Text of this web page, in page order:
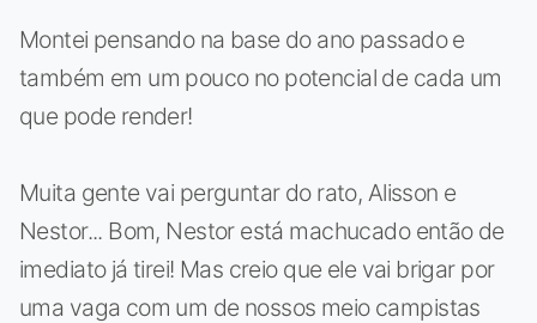
Montei pensando na base do ano passado e
também em um pouco no potencial de cada um
que pode render!
Muita gente vai perguntar do rato, Alisson e
Nestor... Bom, Nestor está machucado então de
imediato já tirei! Mas creio que ele vai brigar por
uma vaga com um de nossos meio campistas